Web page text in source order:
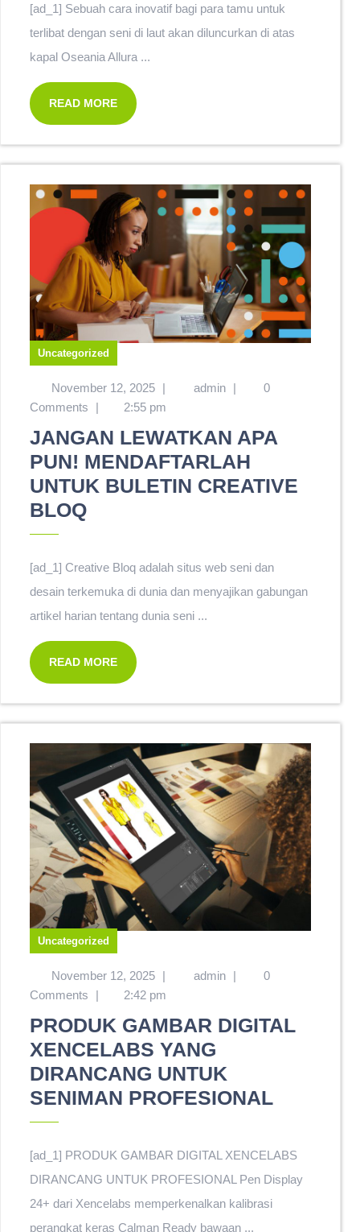
[ad_1] Sebuah cara inovatif bagi para tamu untuk
terlibat dengan seni di laut akan diluncurkan di atas
kapal Oseania Allura ...
READ MORE
Uncategorized
November 12, 2025 | admin |
0
Comments
| 2:55 pm
JANGAN LEWATKAN APA
PUN! MENDAFTARLAH
UNTUK BULETIN CREATIVE
BLOQ
[ad_1] Creative Bloq adalah situs web seni dan
desain terkemuka di dunia dan menyajikan gabungan
artikel harian tentang dunia seni ...
READ MORE
Uncategorized
November 12, 2025 | admin |
0
Comments
| 2:42 pm
PRODUK GAMBAR DIGITAL
XENCELABS YANG
DIRANCANG UNTUK
SENIMAN PROFESIONAL
[ad_1] PRODUK GAMBAR DIGITAL XENCELABS
DIRANCANG UNTUK PROFESIONAL Pen Display
24+ dari Xencelabs memperkenalkan kalibrasi
perangkat keras Calman Ready bawaan ...